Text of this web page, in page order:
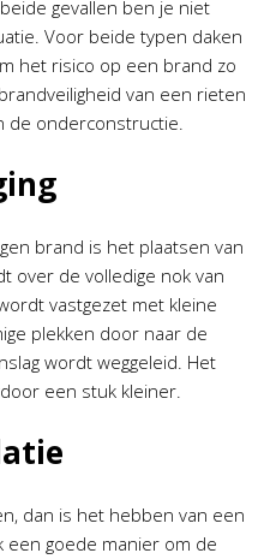
gevallen ben je niet
Voor beide typen daken
het risico op een brand zo
van een rieten
de onderconstructie.
brand is het plaatsen van
over de volledige nok van
vastgezet met kleine
plekken door naar de
wordt weggeleid. Het
een stuk kleiner.
dan is het hebben van een
een goede manier om de